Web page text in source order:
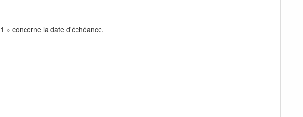
» concerne la date d'échéance.